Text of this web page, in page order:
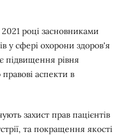
році засновниками
у сфері охорони здоров'я
підвищення рівня
аспекти в
захист прав пацієнтів
та покращення якості